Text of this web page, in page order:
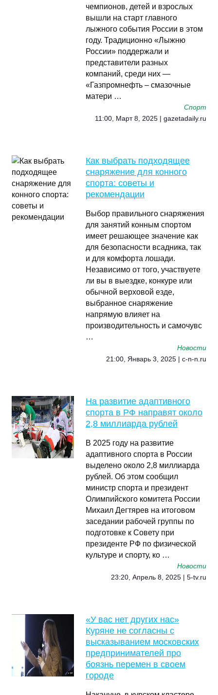
чемпионов, детей и взрослых
вышли на старт главного
лыжного события России в этом
году. Традиционно «Лыжню
России» поддержали и
представители разных
компаний, среди них —
«Газпромнефть – смазочные
матери …
Спорт
11:00, Март 8, 2025 | gazetadaily.ru
Как выбрать подходящее
снаряжение для конного
спорта: советы и
рекомендации
Выбор правильного снаряжения
для занятий конным спортом
имеет решающее значение как
для безопасности всадника, так
и для комфорта лошади.
Независимо от того, участвуете
ли вы в выездке, конкуре или
обычной верховой езде,
выбранное снаряжение
напрямую влияет на
производительность и самочувс
…
Новости
21:00, Январь 3, 2025 | c-n-n.ru
На развитие адаптивного
спорта в РФ направят около
2,8 миллиарда рублей
В 2025 году на развитие
адаптивного спорта в России
выделено около 2,8 миллиарда
рублей. Об этом сообщил
министр спорта и президент
Олимпийского комитета России
Михаил Дегтярев на итоговом
заседании рабочей группы по
подготовке к Совету при
президенте РФ по физической
культуре и спорту, ко …
Новости
23:20, Апрель 8, 2025 | 5-tv.ru
«У вас нет других нас»
Куряне не согласны с
высказыванием московских
предпринимателей про
боязнь перемен в своем
городе